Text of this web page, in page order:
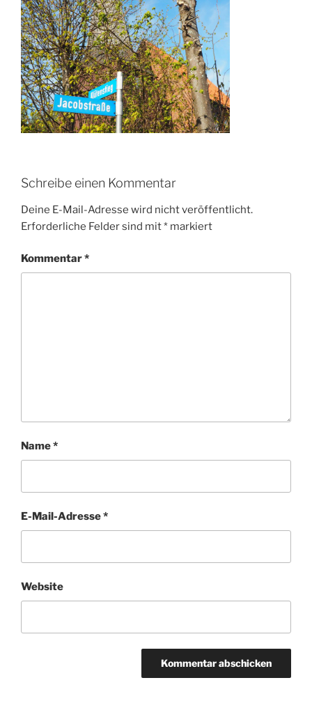
Schreibe einen Kommentar
Deine E-Mail-Adresse wird nicht veröffentlicht.
Erforderliche Felder sind mit* markiert
Kommentar*
Name*
E-Mail-Adresse*
Website